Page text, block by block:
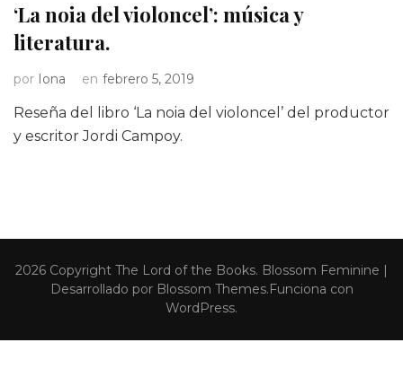
‘La noia del violoncel’: música y
literatura.
por Iona en febrero 5, 2019
Reseña del libro ‘La noia del violoncel’ del productor
y escritor Jordi Campoy.
2026 Copyright The Lord of the Books. Blossom Feminine |
Desarrollado por Blossom Themes.Funciona con
WordPress.